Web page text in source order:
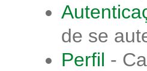
de se
Perfil -